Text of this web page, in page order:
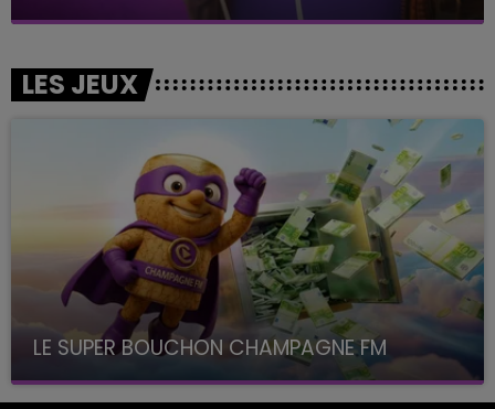
LES JEUX
LE SUPER BOUCHON CHAMPAGNE FM
avec La Famille Champagne FM, à 8H10